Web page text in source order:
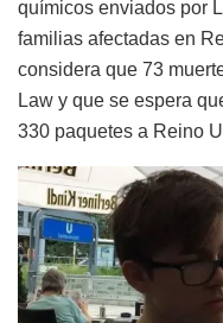
químicos enviados por
familias afectadas en
considera que 73
Law y que se espera
330 paquetes a Reino